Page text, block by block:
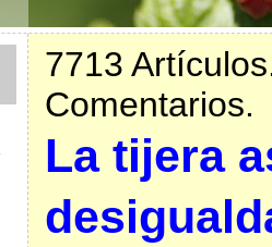
7713
Comentarios.
La tijera